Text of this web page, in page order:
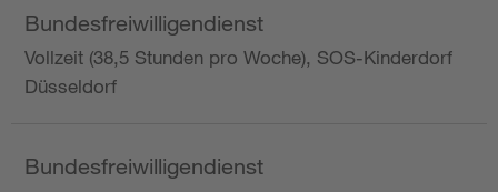
Bundesfreiwilligendienst
Vollzeit (38,5 Stunden pro Woche), SOS-Kinderdorf
Düsseldorf
Bundesfreiwilligendienst